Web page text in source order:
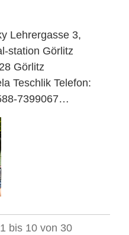
Lehrergasse 3,
station Görlitz
Görlitz
Teschlik Telefon:
7399067…
bis 10 von 30